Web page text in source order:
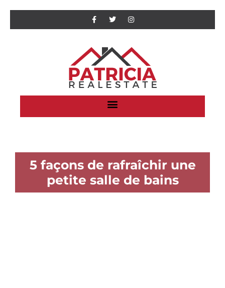
5 façons de rafraîchir une
petite salle de bains